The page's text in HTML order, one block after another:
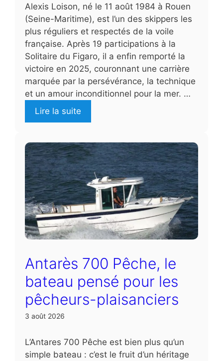
Alexis Loison, né le 11 août 1984 à Rouen
(Seine-Maritime), est l’un des skippers les
plus réguliers et respectés de la voile
française. Après 19 participations à la
Solitaire du Figaro, il a enfin remporté la
victoire en 2025, couronnant une carrière
marquée par la persévérance, la technique
et un amour inconditionnel pour la mer. …
Lire la suite
Antarès 700 Pêche, le
bateau pensé pour les
pêcheurs-plaisanciers
3 août 2026
L’Antares 700 Pêche est bien plus qu’un
simple bateau : c’est le fruit d’un héritage